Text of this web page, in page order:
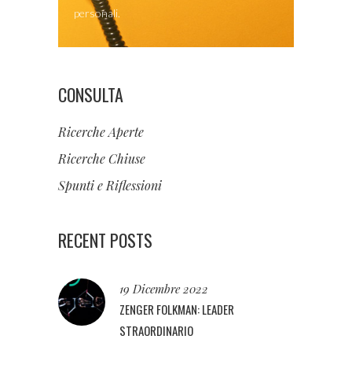
personali.
CONSULTA
Ricerche Aperte
Ricerche Chiuse
Spunti e Riflessioni
RECENT POSTS
19 Dicembre 2022
ZENGER FOLKMAN: LEADER
STRAORDINARIO